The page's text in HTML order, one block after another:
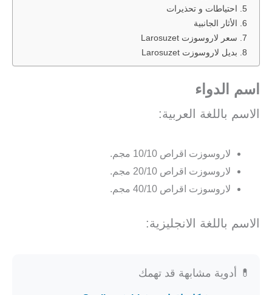
احتياطات و تحذيرات
الأثار الجانبية
سعر لاروسوزت Larosuzet
بديل لاروسوزت Larosuzet
اسم الدواء
الاسم باللغة العربية:
لاروسوزت اقراص 10/10 مجم.
لاروسوزت اقراص 20/10 مجم.
لاروسوزت اقراص 40/10 مجم.
الاسم باللغة الانجليزية:
💊 أدوية مشابهة قد تهمك